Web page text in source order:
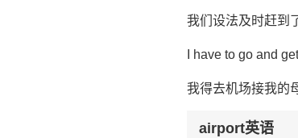
我们设法及时赶到
I have to go and
我得去机场接我的
airport英语